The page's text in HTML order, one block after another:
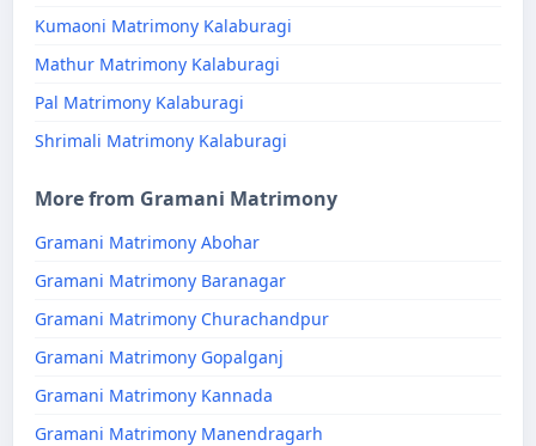
Kumaoni Matrimony Kalaburagi
Mathur Matrimony Kalaburagi
Pal Matrimony Kalaburagi
Shrimali Matrimony Kalaburagi
More from Gramani Matrimony
Gramani Matrimony Abohar
Gramani Matrimony Baranagar
Gramani Matrimony Churachandpur
Gramani Matrimony Gopalganj
Gramani Matrimony Kannada
Gramani Matrimony Manendragarh